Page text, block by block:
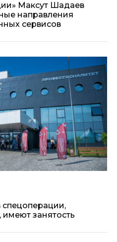
Максут Шадаев
направления
сервисов
спецоперации,
имеют занятость